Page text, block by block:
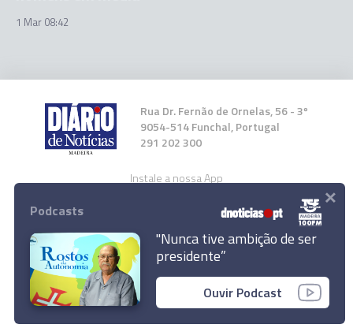
1 Mar 08:42
Rua Dr. Fernão de Ornelas, 56 - 3º
9054-514 Funchal, Portugal
291 202 300
Instale a nossa App
© 2023 Empresa Diário de Notícias, Lda.
Todos os direitos reservados.
Podcasts
"Nunca tive ambição de ser
presidente”
Ouvir Podcast
×